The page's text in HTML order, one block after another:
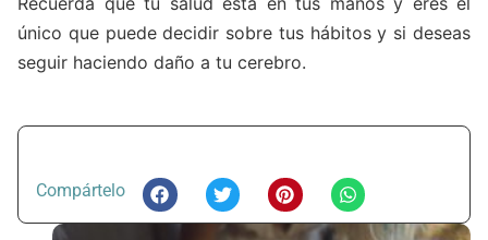
único que puede decidir sobre tus hábitos y si deseas
seguir haciendo daño a tu cerebro.
Compártelo